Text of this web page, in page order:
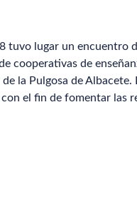
tuvo lugar un encuentro
cooperativas de
la Pulgosa de
el fin de fomentar las